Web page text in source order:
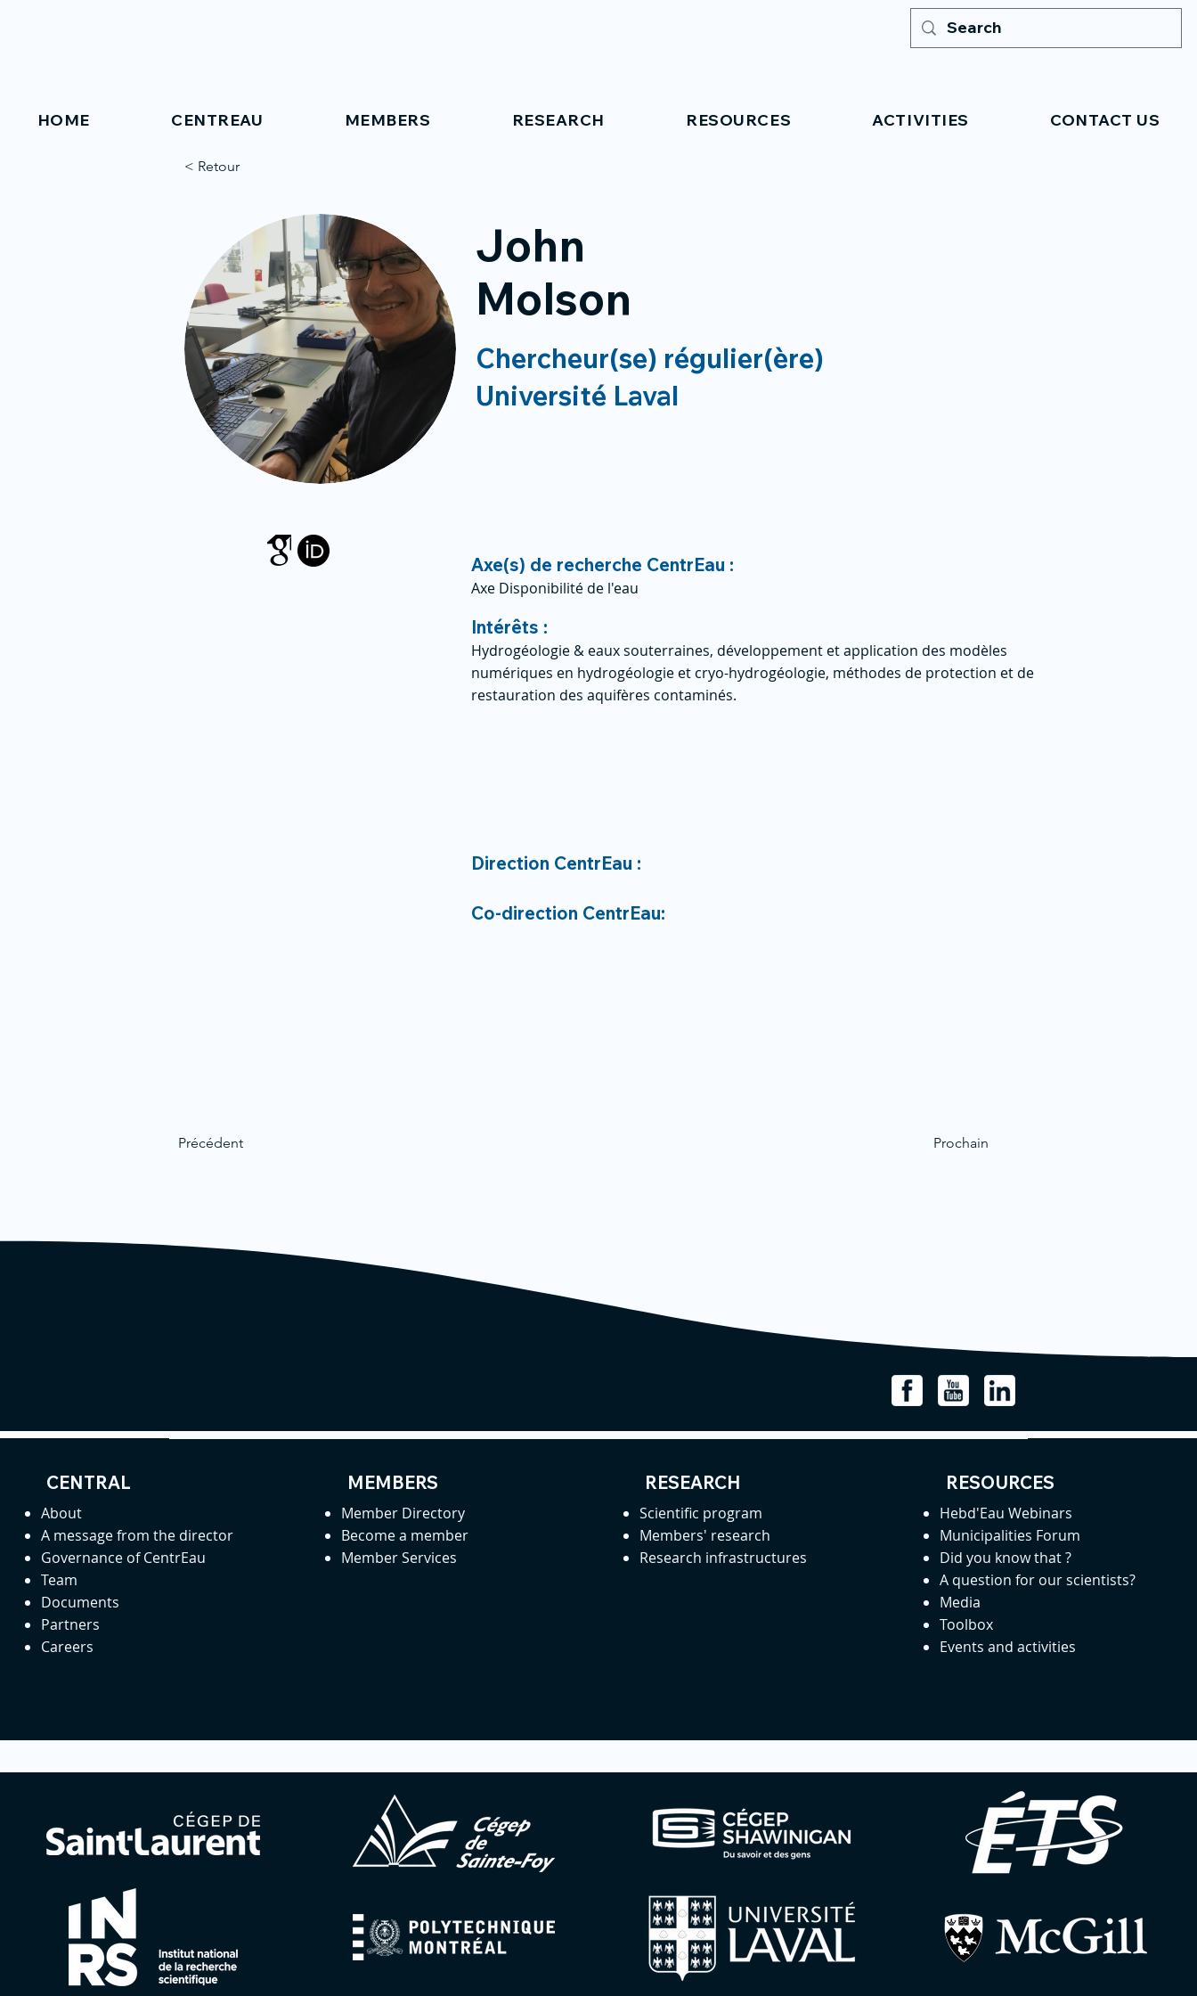
HOME CENTREAU MEMBERS RESEARCH RESOURCES ACTIVITIES CONTACT US
< Retour
John
Molson
Chercheur(se) régulier(ère)
Université Laval
Axe(s) de recherche CentrEau :
Axe Disponibilité de l'eau
Intérêts :
Hydrogéologie & eaux souterraines, développement et application des modèles
numériques en hydrogéologie et cryo-hydrogéologie, méthodes de protection et de
restauration des aquifères contaminés.
Précédent
Direction CentrEau :
Co-direction CentrEau:
Prochain
CENTRAL
About
A message from the director
Governance of CentrEau
Team
Documents
Partners
Careers
MEMBERS
Member Directory
Become a member
Member Services
RESEARCH
Scientific program
Members' research
Research infrastructures
RESOURCES
Hebd'Eau Webinars
Municipalities Forum
Did you know that ?
A question for our scientists?
Media
Toolbox
Events and activities